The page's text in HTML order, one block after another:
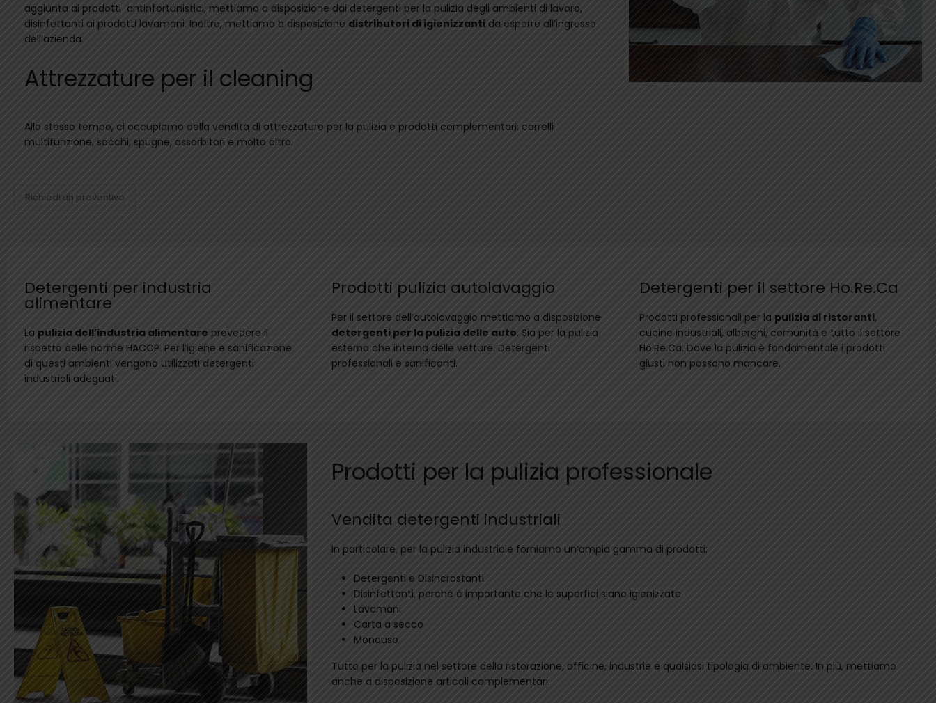
aggiunta ai prodotti antinfortunistici, mettiamo a disposizione dai detergenti per la pulizia degli ambienti di lavoro,
disinfettanti ai prodotti lavamani. Inoltre, mettiamo a disposizione distributori di igienizzanti da esporre all’ingresso
dell’azienda.
Attrezzature per il cleaning
Allo stesso tempo, ci occupiamo della vendita di attrezzature per la pulizia e prodotti complementari: carrelli
multifunzione, sacchi, spugne, assorbitori e molto altro.
Richiedi un preventivo
Detergenti per industria
alimentare
La pulizia dell’industria alimentare prevedere il
rispetto delle norme HACCP. Per l’igiene e sanificazione
di questi ambienti vengono utilizzati detergenti
industriali adeguati.
Prodotti pulizia autolavaggio
Per il settore dell’autolavaggio mettiamo a disposizione
detergenti per la pulizia delle auto. Sia per la pulizia
esterna che interna delle vetture. Detergenti
professionali e sanificanti.
Detergenti per il settore Ho.Re.Ca
Prodotti professionali per la pulizia di ristoranti,
cucine industriali, alberghi, comunità e tutto il settore
Ho.Re.Ca. Dove la pulizia è fondamentale i prodotti
giusti non possono mancare.
Prodotti per la pulizia professionale
Vendita detergenti industriali
In particolare, per la pulizia industriale forniamo un’ampia gamma di prodotti:
Detergenti e Disincrostanti
Disinfettanti, perché è importante che le superfici siano igienizzate
Lavamani
Carta a secco
Monouso
Tutto per la pulizia nel settore della ristorazione, officine, industrie e qualsiasi tipologia di ambiente. In più, mettiamo
anche a disposizione articoli complementari: